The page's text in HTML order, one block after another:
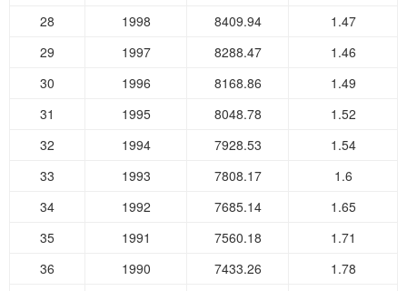
28
1998 8409.94
1.47
29
1997 8288.47
1.46
30
1996 8168.86
1.49
31
1995 8048.78
1.52
32
1994 7928.53
1.54
33
1993 7808.17
1.6
34
1992 7685.14
1.65
35
1991 7560.18
1.71
36
1990 7433.26
1.78